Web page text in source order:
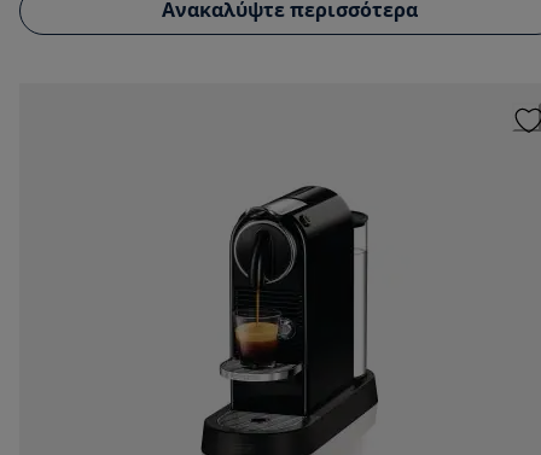
Ανακαλύψτε περισσότερα